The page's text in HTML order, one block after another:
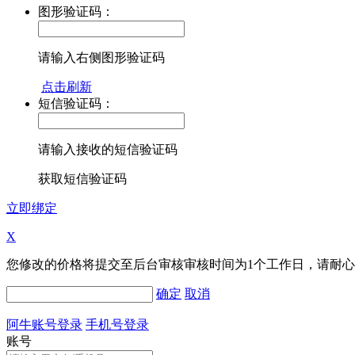
图形验证码：
请输入右侧图形验证码
点击刷新
短信验证码：
请输入接收的短信验证码
获取短信验证码
立即绑定
X
您修改的价格将提交至后台审核审核时间为1个工作日，请耐
确定 取消
阿牛账号登录 手机号登录
账号